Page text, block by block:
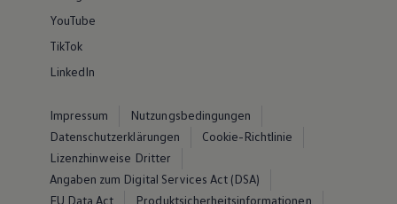
YouTube
TikTok
LinkedIn
Impressum
Nutzungsbedingungen
Datenschutzerklärungen
Cookie-Richtlinie
Lizenzhinweise Dritter
Angaben zum Digital Services Act (DSA)
EU Data Act
Produktsicherheitsinformationen